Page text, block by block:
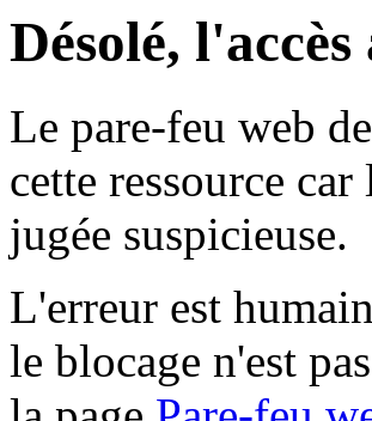
Désolé,
Le pare-feu web
cette ressource
jugée suspicieuse.
L'erreur est
le blocage n'est